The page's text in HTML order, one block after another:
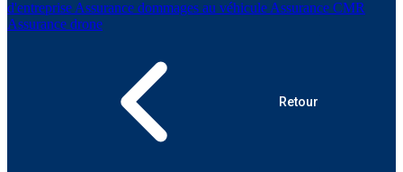
d'entreprise Assurance dommages au véhicule Assurance CMR
Assurance drone
Retour